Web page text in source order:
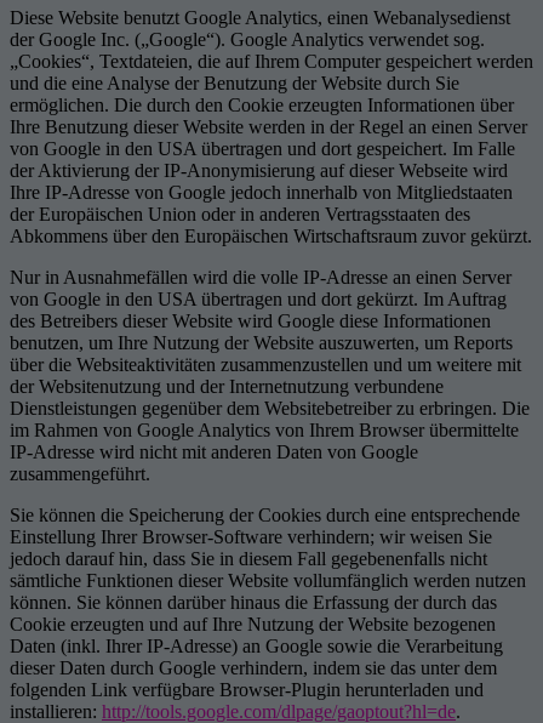
Diese Website benutzt Google Analytics, einen Webanalysedienst
der Google Inc. („Google“). Google Analytics verwendet sog.
„Cookies“, Textdateien, die auf Ihrem Computer gespeichert werden
und die eine Analyse der Benutzung der Website durch Sie
ermöglichen. Die durch den Cookie erzeugten Informationen über
Ihre Benutzung dieser Website werden in der Regel an einen Server
von Google in den USA übertragen und dort gespeichert. Im Falle
der Aktivierung der IP-Anonymisierung auf dieser Webseite wird
Ihre IP-Adresse von Google jedoch innerhalb von Mitgliedstaaten
der Europäischen Union oder in anderen Vertragsstaaten des
Abkommens über den Europäischen Wirtschaftsraum zuvor gekürzt.
Nur in Ausnahmefällen wird die volle IP-Adresse an einen Server
von Google in den USA übertragen und dort gekürzt. Im Auftrag
des Betreibers dieser Website wird Google diese Informationen
benutzen, um Ihre Nutzung der Website auszuwerten, um Reports
über die Websiteaktivitäten zusammenzustellen und um weitere mit
der Websitenutzung und der Internetnutzung verbundene
Dienstleistungen gegenüber dem Websitebetreiber zu erbringen. Die
im Rahmen von Google Analytics von Ihrem Browser übermittelte
IP-Adresse wird nicht mit anderen Daten von Google
zusammengeführt.
Sie können die Speicherung der Cookies durch eine entsprechende
Einstellung Ihrer Browser-Software verhindern; wir weisen Sie
jedoch darauf hin, dass Sie in diesem Fall gegebenenfalls nicht
sämtliche Funktionen dieser Website vollumfänglich werden nutzen
können. Sie können darüber hinaus die Erfassung der durch das
Cookie erzeugten und auf Ihre Nutzung der Website bezogenen
Daten (inkl. Ihrer IP-Adresse) an Google sowie die Verarbeitung
dieser Daten durch Google verhindern, indem sie das unter dem
folgenden Link verfügbare Browser-Plugin herunterladen und
installieren: http://tools.google.com/dlpage/gaoptout?hl=de.